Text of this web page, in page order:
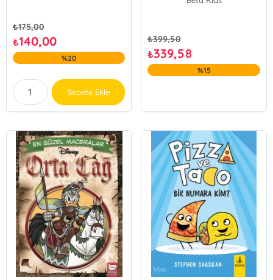
₺175,00
₺140,00
%20
Sepete Ekle
₺399,50
₺339,58
%15